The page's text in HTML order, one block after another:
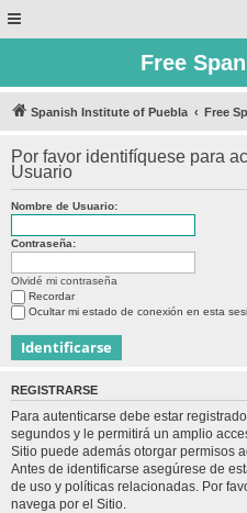
Free
Spanish Institute of Puebla Free
Por favor identifíquese para
Usuario
Nombre de Usuario:
Contraseña:
Olvidé mi contraseña
Recordar
Ocultar mi estado de conexión en esta
REGISTRARSE
Para autenticarse debe estar
segundos y le permitirá un amplio
Sitio puede además otorgar permisos
Antes de identificarse asegúrese de
de uso y políticas relacionadas. Por
navega por el Sitio.